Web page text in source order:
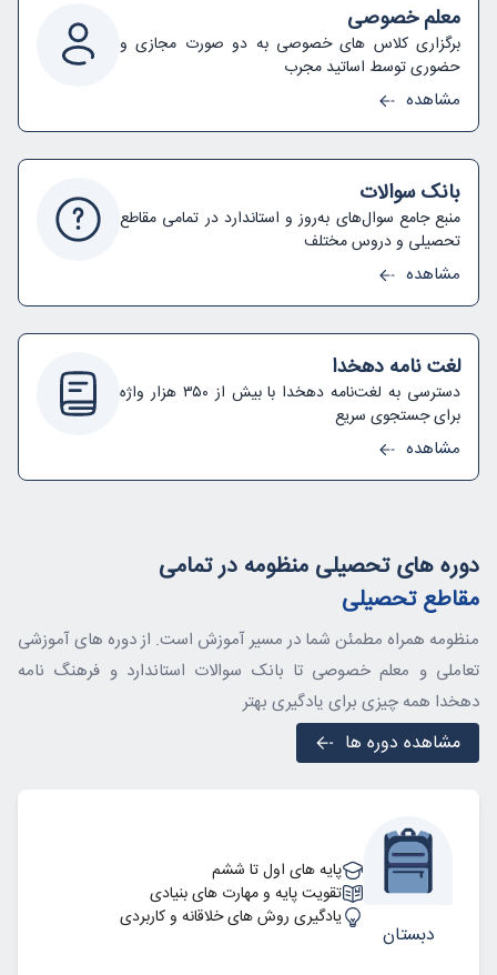
معلم خصوصی
برگزاری کلاس های خصوصی به دو صورت مجازی و
حضوری توسط اساتید مجرب
مشاهده
بانک سوالات
منبع جامع سوال‌های به‌روز و استاندارد در تمامی مقاطع
تحصیلی و دروس مختلف
مشاهده
لغت نامه دهخدا
دسترسی به لغت‌نامه دهخدا با بیش از ۳۵۰ هزار واژه
برای جستجوی سریع
مشاهده
دوره های تحصیلی منظومه در تمامی
مقاطع تحصیلی
منظومه همراه مطمئن شما در مسیر آموزش است. از دوره های آموزشی
تعاملی و معلم خصوصی تا بانک سوالات استاندارد و فرهنگ نامه
دهخدا همه چیزی برای یادگیری بهتر
مشاهده دوره ها
دبستان
پایه های اول تا ششم
تقویت پایه و مهارت های بنیادی
یادگیری روش های خلاقانه و کاربردی